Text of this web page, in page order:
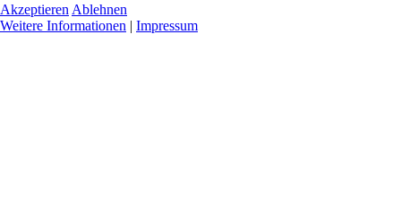
Akzeptieren Ablehnen
Weitere Informationen | Impressum